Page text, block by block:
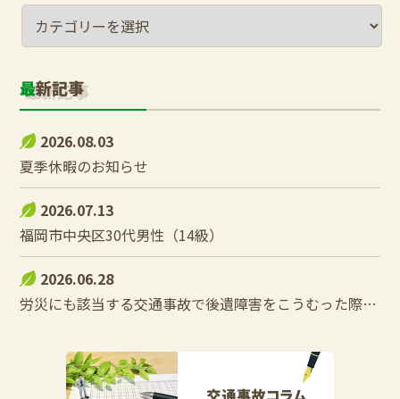
最新記事
2026.08.03
夏季休暇のお知らせ
2026.07.13
福岡市中央区30代男性（14級）
2026.06.28
労災にも該当する交通事故で後遺障害をこうむった際の控除調整とは？